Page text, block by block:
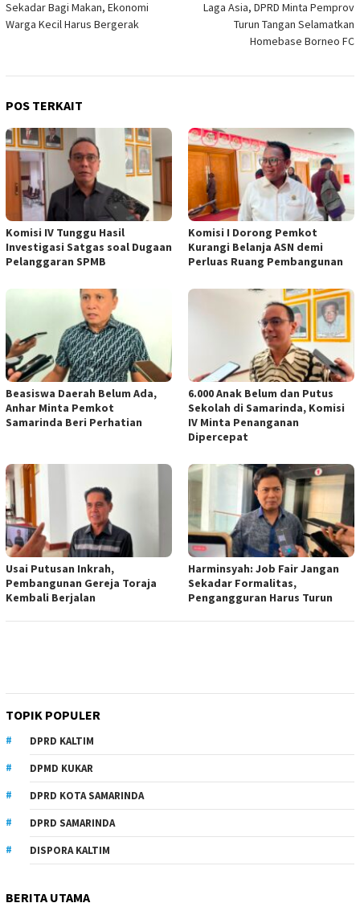
Sekadar Bagi Makan, Ekonomi
Warga Kecil Harus Bergerak
Laga Asia, DPRD Minta Pemprov
Turun Tangan Selamatkan
Homebase Borneo FC
POS TERKAIT
Komisi IV Tunggu Hasil
Investigasi Satgas soal Dugaan
Pelanggaran SPMB
Komisi I Dorong Pemkot
Kurangi Belanja ASN demi
Perluas Ruang Pembangunan
Beasiswa Daerah Belum Ada,
Anhar Minta Pemkot
Samarinda Beri Perhatian
6.000 Anak Belum dan Putus
Sekolah di Samarinda, Komisi
IV Minta Penanganan
Dipercepat
Usai Putusan Inkrah,
Pembangunan Gereja Toraja
Kembali Berjalan
Harminsyah: Job Fair Jangan
Sekadar Formalitas,
Pengangguran Harus Turun
TOPIK POPULER
DPRD KALTIM
DPMD KUKAR
DPRD KOTA SAMARINDA
DPRD SAMARINDA
DISPORA KALTIM
BERITA UTAMA